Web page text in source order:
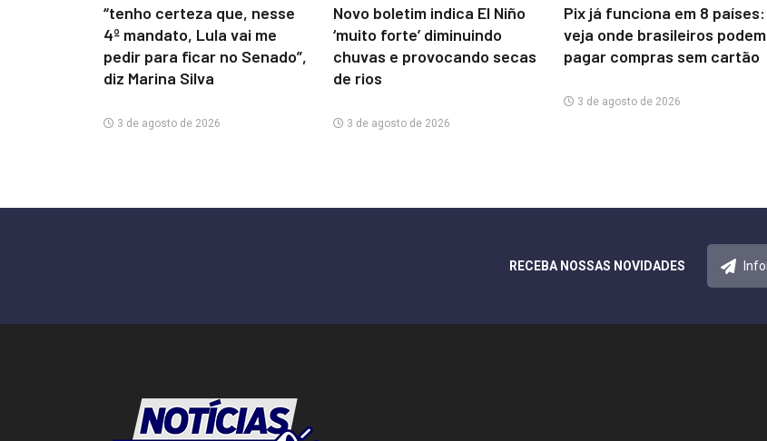
“tenho certeza que, nesse
4º mandato, Lula vai me
pedir para ficar no Senado”,
diz Marina Silva
3 de agosto de 2026
Novo boletim indica El Niño
‘muito forte’ diminuindo
chuvas e provocando secas
de rios
3 de agosto de 2026
Pix já funciona em 8 países:
veja onde brasileiros podem
pagar compras sem cartão
3 de agosto de 2026
RECEBA NOSSAS NOVIDADES